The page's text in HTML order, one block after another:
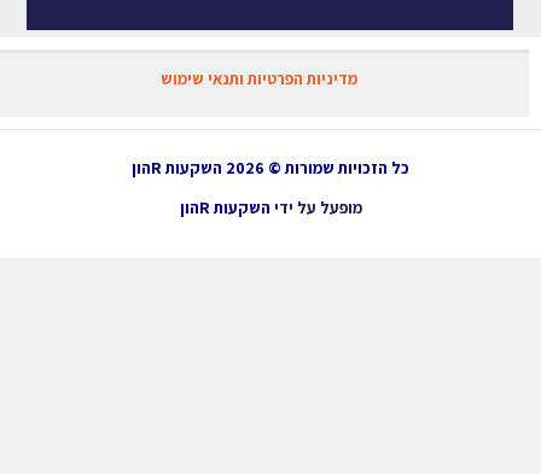
מדיניות הפרטיות ותנאי שימוש
כל הזכויות שמורות © 2026 השקעות Rהון
מופעל על ידיהשקעות Rהון